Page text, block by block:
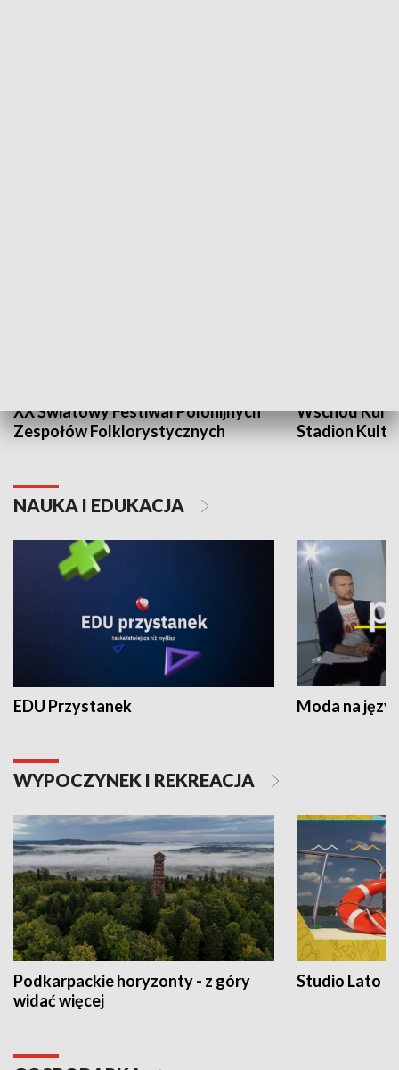
XX Światowy Festiwal Polonijnych
Zespołów Folklorystycznych
Wschód
Stadion
NAUKA I EDUKACJA
EDU Przystanek Moda na
WYPOCZYNEK I REKREACJA
Podkarpackie horyzonty - z góry
widać więcej
Studio Lato